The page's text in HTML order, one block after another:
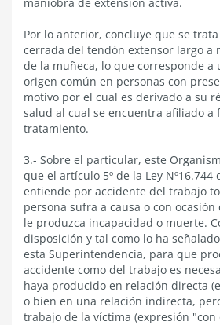
Por lo anterior, concluye que se
cerrada del tendón extensor largo a
de la muñeca, lo que corresponde a
origen común en personas con
motivo por el cual es derivado a su
salud al cual se encuentra afiliado a
tratamiento.
3.- Sobre el particular, este
que el artículo 5º de la Ley Nº16.744
entiende por accidente del trabajo
persona sufra a causa o con
le produzca incapacidad o muerte.
disposición y tal como lo ha
esta Superintendencia, para que
accidente como del trabajo es
haya producido en relación directa
o bien en una relación indirecta,
trabajo de la víctima (expresión "con